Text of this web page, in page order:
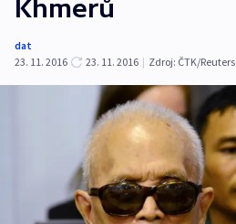
Khmerů
dat
23. 11. 2016
23. 11. 2016 | Zdroj: ČTK/Reuters